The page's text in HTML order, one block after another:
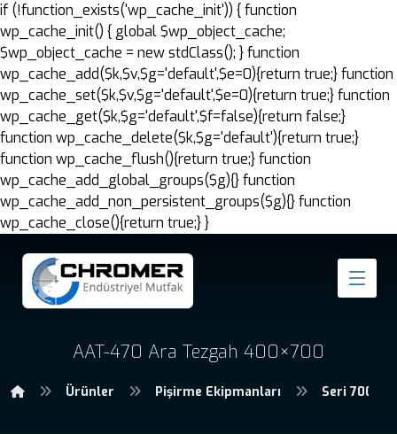
if (!function_exists('wp_cache_init')) { function
wp_cache_init() { global $wp_object_cache;
$wp_object_cache = new stdClass(); } function
wp_cache_add($k,$v,$g='default',$e=0){return true;} function
wp_cache_set($k,$v,$g='default',$e=0){return true;} function
wp_cache_get($k,$g='default',$f=false){return false;}
function wp_cache_delete($k,$g='default'){return true;}
function wp_cache_flush(){return true;} function
wp_cache_add_global_groups($g){} function
wp_cache_add_non_persistent_groups($g){} function
wp_cache_close(){return true;} }
AAT-470 Ara Tezgah 400×700
Ürünler Pişirme Ekipmanları Seri 700